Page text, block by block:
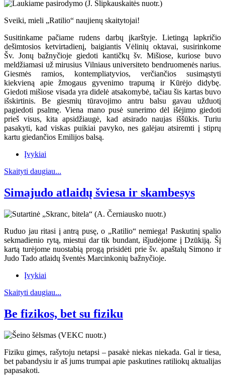
Sveiki, mieli „Ratilio“ naujienų skaitytojai!
Susitinkame pačiame rudens darbų įkarštyje. Lietingą lapkričio
dešimtosios ketvirtadienį, baigiantis Vėlinių oktavai, susirinkome
Šv. Jonų bažnyčioje giedoti kantičkų šv. Mišiose, kuriose buvo
meldžiamasi už mirusius Vilniaus universiteto bendruomenės narius.
Giesmės ramios, kontempliatyvios, verčiančios susimąstyti
kiekvieną apie žmogaus gyvenimo trapumą ir Kūrėjo didybę.
Giedoti mišiose visada yra didelė atsakomybė, tačiau šis kartas buvo
išskirtinis. Be giesmių tūravojimo antru balsu gavau užduotį
pagiedoti psalmę. Viena mano pusė sunerimo dėl išėjimo giedoti
prieš visus, kita apsidžiaugė, kad atsirado naujas iššūkis. Turiu
pasakyti, kad viskas puikiai pavyko, nes galėjau atsiremti į stiprų
kartu giedančios Emilijos balsą.
Įvykiai
Skaityti daugiau...
Simajudo atlaidų šviesa ir skambesys
Ruduo jau ritasi į antrą pusę, o „Ratilio“ nemiega! Paskutinį spalio
sekmadienio rytą, miestui dar tik bundant, išjudėjome į Dzūkiją. Šį
kartą turėjome nuostabią progą prisidėti prie šv. apaštalų Simono ir
Judo Tado atlaidų šventės Marcinkonių bažnyčioje.
Įvykiai
Skaityti daugiau...
Be fizikos, bet su fiziku
Fiziku gimęs, rašytoju netapsi – pasakė niekas niekada. Gal ir tiesa,
bet pabandysiu ir aš jums trumpai apie paskutines ratiliokų aktualijas
papasakoti.